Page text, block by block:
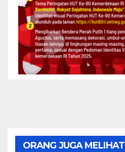
ORANG JUGA MELIHAT